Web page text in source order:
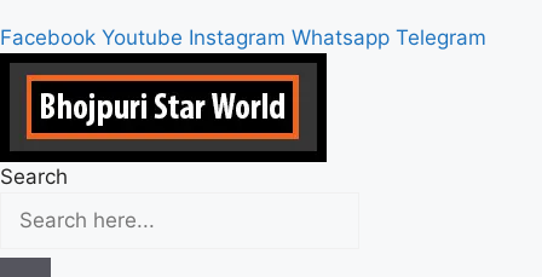
Facebook Youtube Instagram Whatsapp Telegram
Search